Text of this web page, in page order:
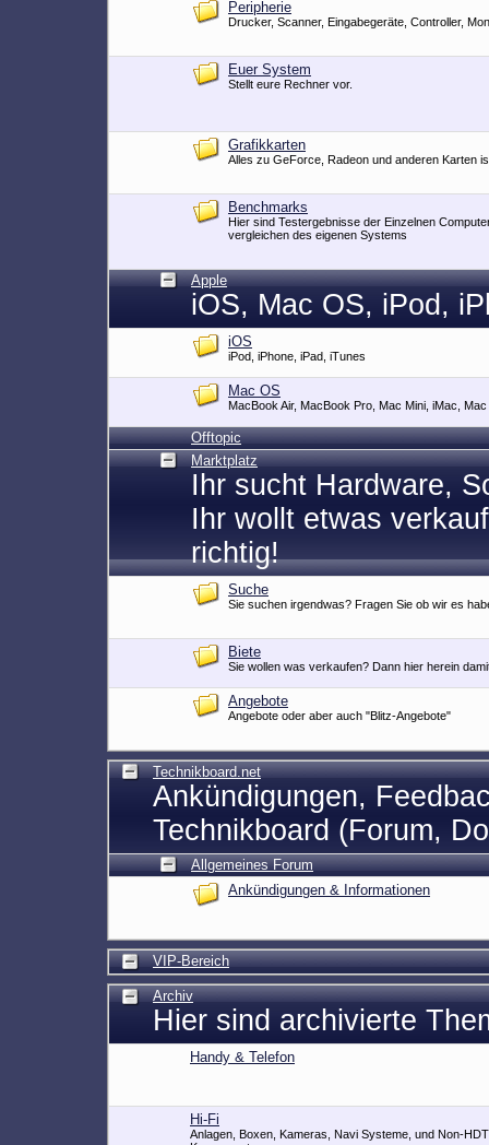
Peripherie
Drucker, Scanner, Eingabegeräte, Controller,
Euer System
Stellt eure Rechner vor.
Grafikkarten
Alles zu GeForce, Radeon und anderen Karten
Benchmarks
Hier sind Testergebnisse der Einzelnen
vergleichen des eigenen Systems
Apple
iOS, Mac OS, iPod,
iOS
iPod, iPhone, iPad, iTunes
Mac OS
MacBook Air, MacBook Pro, Mac Mini, iMac,
Offtopic
Marktplatz
Ihr sucht Hardware,
Ihr wollt etwas
richtig!
Suche
Sie suchen irgendwas? Fragen Sie ob wir es
Biete
Sie wollen was verkaufen? Dann hier herein
Angebote
Angebote oder aber auch "Blitz-Angebote"
Technikboard.net
Ankündigungen,
Technikboard (Forum,
Allgemeines Forum
Ankündigungen & Informationen
VIP-Bereich
Archiv
Hier sind archivierte
Handy & Telefon
Hi-Fi